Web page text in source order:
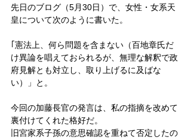
先日のブログ（5月30日）で、女性・女系天
皇について次のように書いた。
｢憲法上、何ら問題を含まない（百地章氏だ
け異論を唱えておられるが、無理な解釈で政
府見解とも対立し、取り上げるに及ばな
い）」と。
今回の加藤長官の発言は、私の指摘を改めて
裏付けてくれた格好だ。
旧宮家系子孫の意思確認を重ねて否定したの